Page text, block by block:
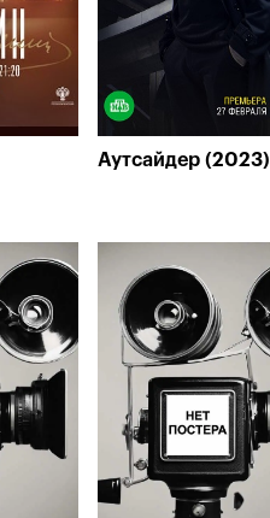
Аутсайдер (2023)